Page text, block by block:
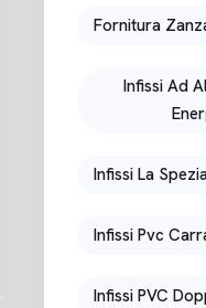
Fornitura
Infissi Ad
Infissi La
Infissi Pvc
Infissi PVC